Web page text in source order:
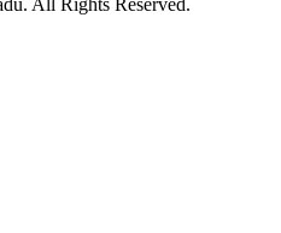
All Rights Reserved.